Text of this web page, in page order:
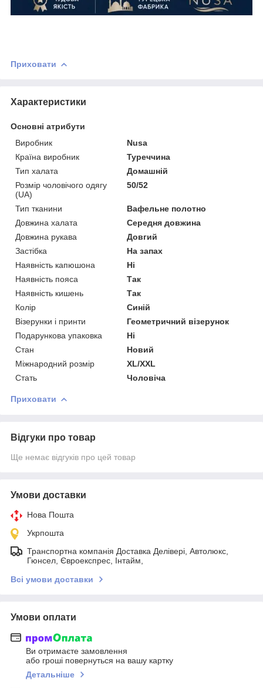
Приховати
Характеристики
Основні атрибути
Виробник
Nusa
Країна виробник
Туреччина
Тип халата
Домашній
Розмір чоловічого одягу
(UA)
50/52
Тип тканини
Вафельне полотно
Довжина халата
Середня довжина
Довжина рукава
Довгий
Застібка
На запах
Наявність капюшона
Ні
Наявність пояса
Так
Наявність кишень
Так
Колір
Синій
Візерунки і принти
Геометричний візерунок
Подарункова упаковка
Ні
Стан
Новий
Міжнародний розмір
XL/XXL
Стать
Чоловіча
Приховати
Відгуки про товар
Ще немає відгуків про цей товар
Умови доставки
Нова Пошта
Укрпошта
Транспортна компанія Доставка Делівері, Автолюкс,
Гюнсел, Євроекспрес, Інтайм,
Всі умови доставки
Умови оплати
Ви отримаєте замовлення
або гроші повернуться на вашу картку
Детальніше